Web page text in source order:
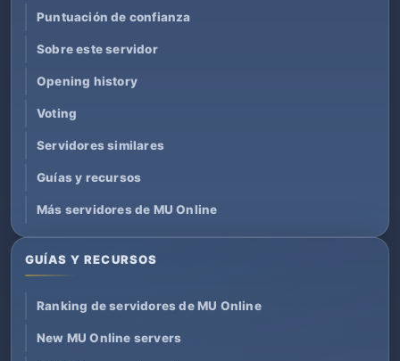
Puntuación de confianza
Sobre este servidor
Opening history
Voting
Servidores similares
Guías y recursos
Más servidores de MU Online
GUÍAS Y RECURSOS
Ranking de servidores de MU Online
New MU Online servers